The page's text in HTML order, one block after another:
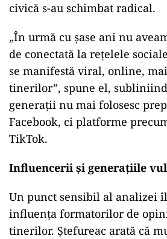
civică s-au schimbat radical.
„În urmă cu șase ani nu
de conectată la rețelele
se manifestă viral, online,
tinerilor”, spune el,
generații nu mai folosesc
Facebook, ci platforme
TikTok.
Influencerii și generațiile
Un punct sensibil al analizei
influența formatorilor de
tinerilor. Ștefureac arată că